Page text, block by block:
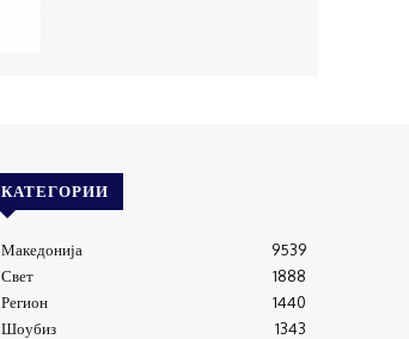
КАТЕГОРИИ
Македонија
9539
Свет
1888
Регион
1440
Шоубиз
1343